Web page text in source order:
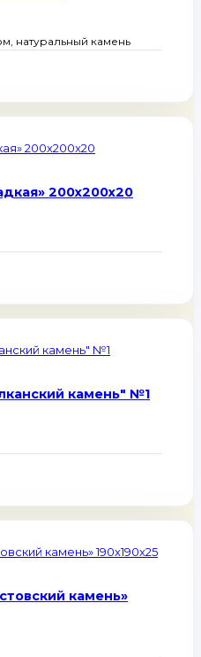
натуральный камень
200х200x20
камень" №1
камень»